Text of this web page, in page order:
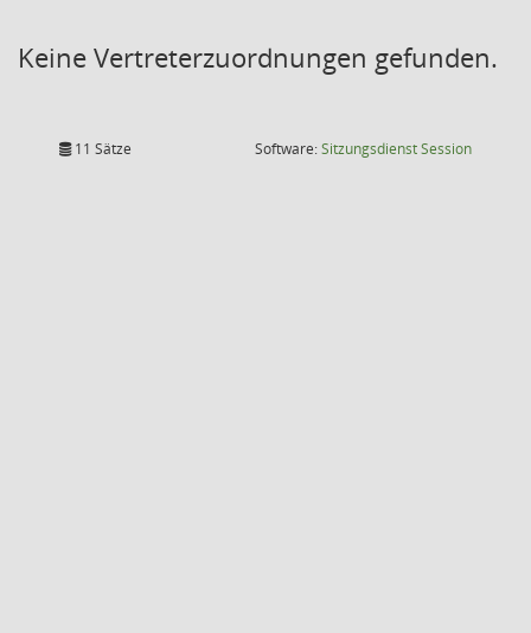
Keine Vertreterzuordnungen gefunden.
11 Sätze Software:SitzungsdienstSession(Wird in